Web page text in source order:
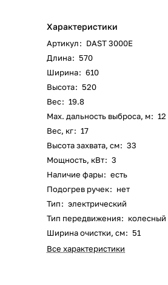
Характеристики
Артикул: DAST 3000E
Длина: 570
Ширина: 610
Высота: 520
Вес: 19.8
Max. дальность выброса, м: 12
Вес, кг: 17
Высота захвата, см: 33
Мощность, кВт: 3
Наличие фары: есть
Подогрев ручек: нет
Тип: электрический
Тип передвижения: колесный
Ширина очистки, см: 51
Все характеристики
товарыв корзину
сегодня только
% картой любого банка
товарвыбранный способом
75
25 % каждые 2 недели